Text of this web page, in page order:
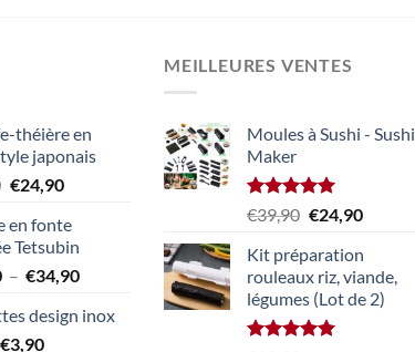
théière en
japonais
Le
initial
était :
€29,90.
€24,90Le
actuel
est :
€24,90.
en fonte
Tetsubin
– €34,90Plage
prix :
design inox
Le
€3,90Le
MEILLEURES VENTES
Moules à Sushi - Sushi
Maker
Note5.00
sur 5
€39,90 Le
initial
était :
€39,90.
€24,90Le
actuel
est :
€24,90.
Kit préparation
rouleaux riz, viande,
légumes (Lot de 2)